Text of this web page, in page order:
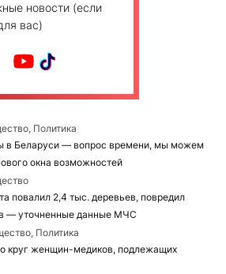
новости (если
вас)
Политика
в Беларуси — вопрос времени, мы можем
окна возможностей
повалил 2,4 тыс. деревьев, повредил
— уточненные данные МЧС
Политика
круг женщин-медиков, подлежащих